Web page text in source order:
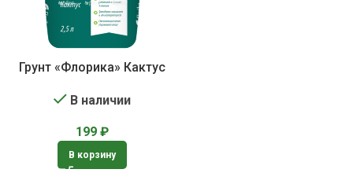
Грунт «Флорика» Кактус
В наличии
199 ₽
В корзину